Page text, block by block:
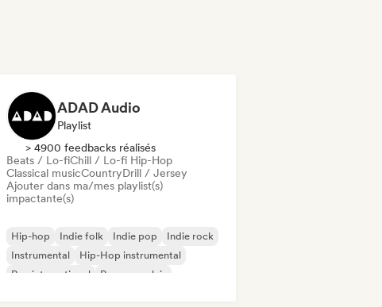
ADAD Audio
Playlist
> 4900 feedbacks réalisés
Beats / Lo-fiChill / Lo-fi Hip-Hop
Classical musicCountryDrill / Jersey
Ajouter dans ma/mes playlist(s)
impactante(s)
Hip-hop Indie folk Indie pop
Indie rock
Instrumental
Hip-Hop instrumental
Rap international
Rap en anglais